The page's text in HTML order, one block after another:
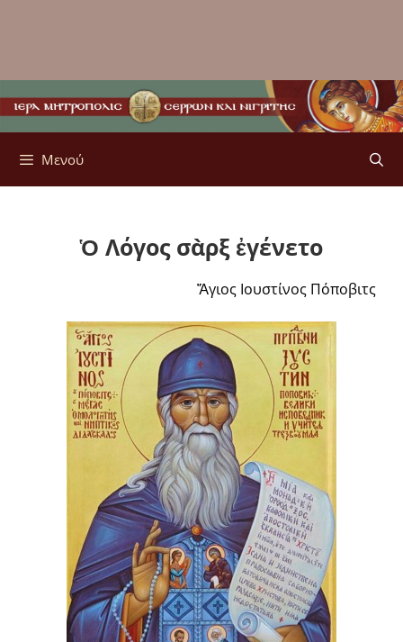
Μενού
Ὁ Λόγος σὰρξ ἐγένετο
Ἅγιος Ιουστίνος Πόποβιτς